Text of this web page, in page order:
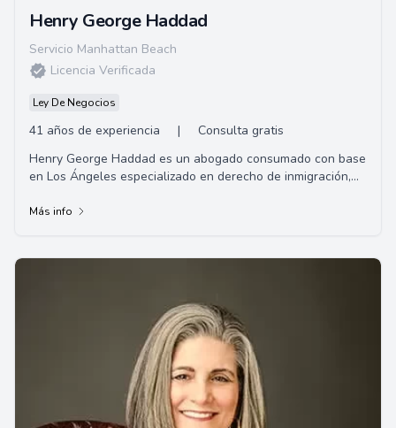
Henry George Haddad
Servicio Manhattan Beach
Licencia Verificada
Ley De Negocios
41 años de experiencia |
Consulta gratis
Henry George Haddad es un abogado consumado con base
en Los Ángeles especializado en derecho de inmigración,
Más info